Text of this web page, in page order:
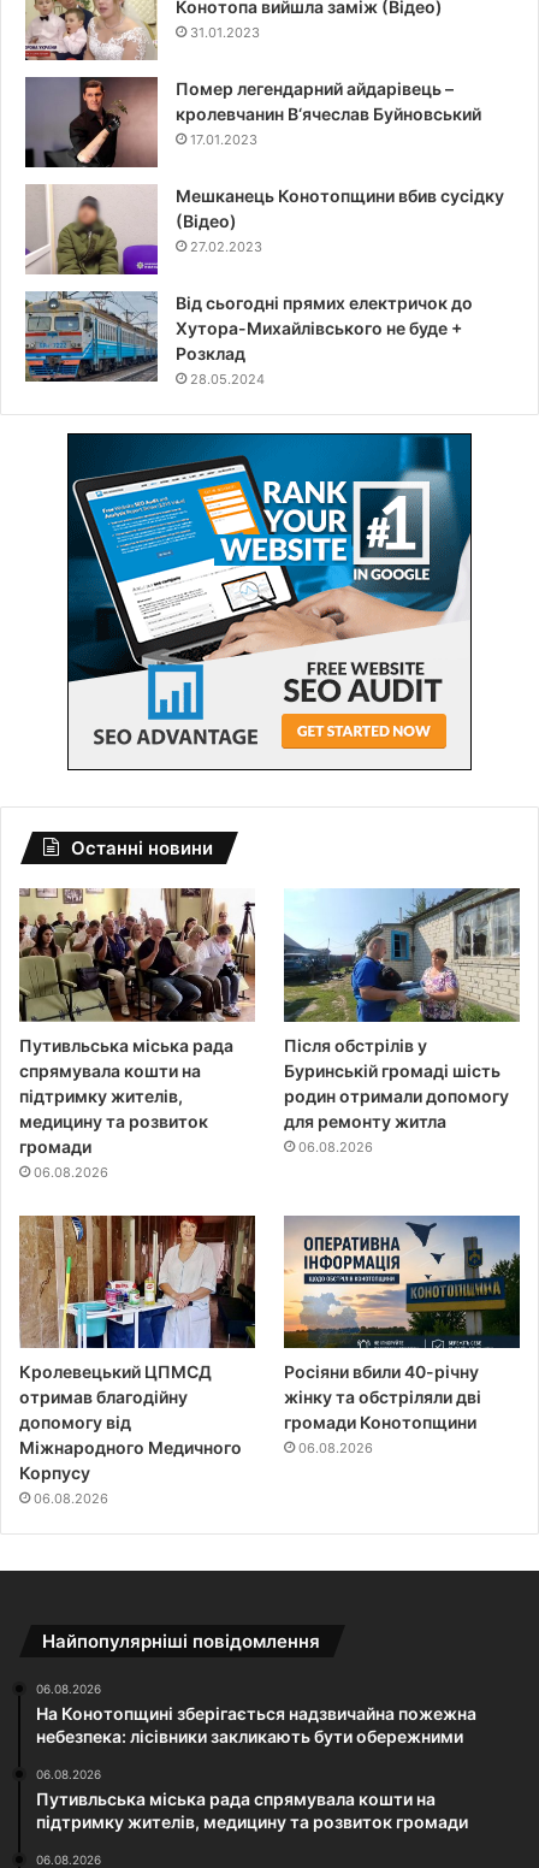
Конотопа вийшла заміж (Відео)
31.01.2023
Помер легендарний айдарівець –
кролевчанин В‘ячеслав Буйновський
17.01.2023
Мешканець Конотопщини вбив сусідку
(Відео)
27.02.2023
Від сьогодні прямих електричок до
Хутора-Михайлівського не буде +
Розклад
28.05.2024
Останні новини
Путивльська міська рада
спрямувала кошти на
підтримку жителів,
медицину та розвиток
громади
06.08.2026
Після обстрілів у
Буринській громаді шість
родин отримали допомогу
для ремонту житла
06.08.2026
Кролевецький ЦПМСД
отримав благодійну
допомогу від
Міжнародного Медичного
Корпусу
06.08.2026
Росіяни вбили 40-річну
жінку та обстріляли дві
громади Конотопщини
06.08.2026
Найпопулярніші повідомлення
06.08.2026
На Конотопщині зберігається надзвичайна пожежна
небезпека: лісівники закликають бути обережними
06.08.2026
Путивльська міська рада спрямувала кошти на
підтримку жителів, медицину та розвиток громади
06.08.2026